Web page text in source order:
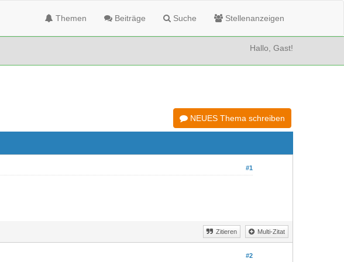
Themen Beiträge Suche Stellenanzeigen
Hallo, Gast!
NEUES Thema schreiben
#1
Zitieren Multi-Zitat
#2